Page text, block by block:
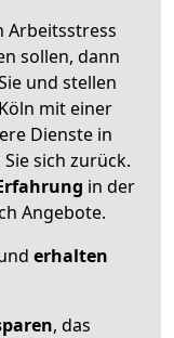
Arbeitsstress
sollen, dann
und stellen
mit einer
Dienste in
sich zurück.
in der
Angebote.
erhalten
, das